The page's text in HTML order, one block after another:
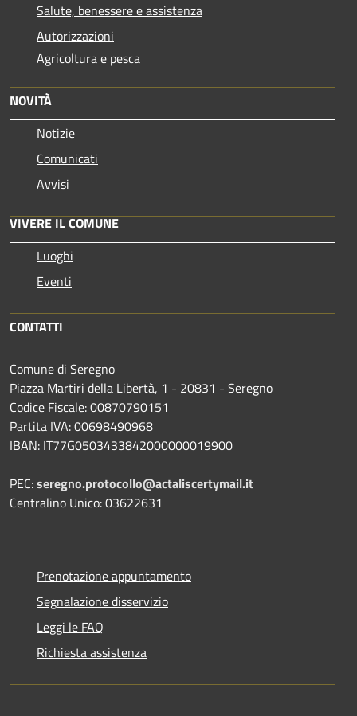
Salute, benessere e assistenza
Autorizzazioni
Agricoltura e pesca
NOVITÀ
Notizie
Comunicati
Avvisi
VIVERE IL COMUNE
Luoghi
Eventi
CONTATTI
Comune di Seregno
Piazza Martiri della Libertà, 1 - 20831 - Seregno
Codice Fiscale: 00870790151
Partita IVA: 00698490968
IBAN: IT77G0503433842000000019900
PEC:seregno.protocollo@actaliscertymail.it
Centralino Unico: 03622631
Prenotazione appuntamento
Segnalazione disservizio
Leggi le FAQ
Richiesta assistenza